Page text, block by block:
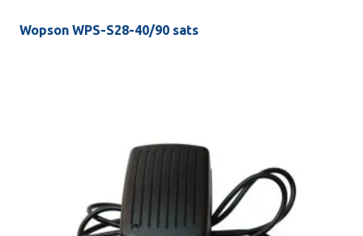
Wopson WPS-S28-40/90 sats